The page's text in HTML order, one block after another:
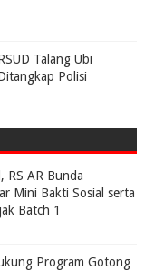
Talang Ubi
Polisi
RS AR Bunda
Mini Bakti Sosial serta
Batch 1
Program Gotong